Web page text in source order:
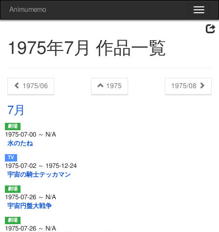
Toggle
Animumemo
1975年7月 作品一覧
1975/06 1975 1975/08
7月
1975-07-00 ～ N/A
水のたね
1975-07-02 ～ 1975-12-24
宇宙の騎士テッカマン
1975-07-26 ～ N/A
宇宙円盤大戦争
1975-07-26 ～ N/A